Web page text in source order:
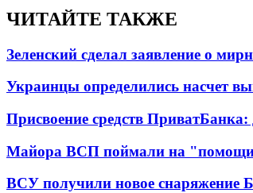
ЧИТАЙТЕ ТАКЖЕ
Зеленский сделал заявление о
Украинцы определились насчет
Присвоение средств
Майора ВСП поймали на
ВСУ получили новое снаряжение